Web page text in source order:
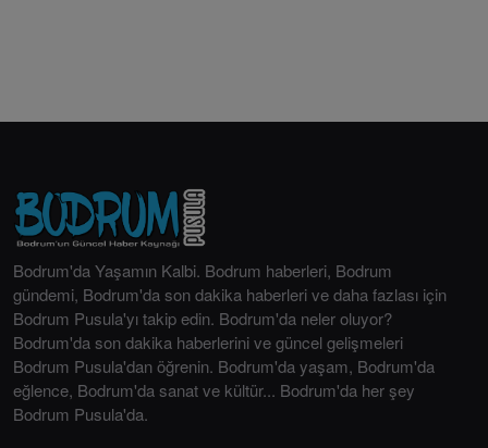
Bodrum'da Yaşamın Kalbi. Bodrum haberleri, Bodrum
gündemi, Bodrum'da son dakika haberleri ve daha fazlası için
Bodrum Pusula'yı takip edin. Bodrum'da neler oluyor?
Bodrum'da son dakika haberlerini ve güncel gelişmeleri
Bodrum Pusula'dan öğrenin. Bodrum'da yaşam, Bodrum'da
eğlence, Bodrum'da sanat ve kültür... Bodrum'da her şey
Bodrum Pusula'da.